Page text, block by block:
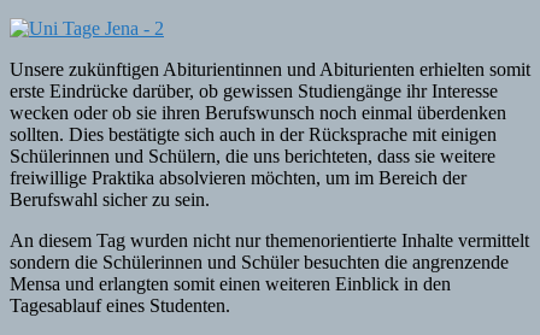
Unsere zukünftigen Abiturientinnen und Abiturienten erhielten somit
erste Eindrücke darüber, ob gewissen Studiengänge ihr Interesse
wecken oder ob sie ihren Berufswunsch noch einmal überdenken
sollten. Dies bestätigte sich auch in der Rücksprache mit einigen
Schülerinnen und Schülern, die uns berichteten, dass sie weitere
freiwillige Praktika absolvieren möchten, um im Bereich der
Berufswahl sicher zu sein.
An diesem Tag wurden nicht nur themenorientierte Inhalte vermittelt
sondern die Schülerinnen und Schüler besuchten die angrenzende
Mensa und erlangten somit einen weiteren Einblick in den
Tagesablauf eines Studenten.